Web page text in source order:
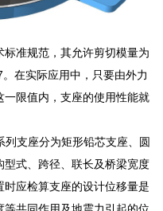
准规范，其允许剪切模量为
在实际应用中，只要由外力
限值内，支座的使用性能就
列支座分为矩形铅芯支座、圆
式、跨径、联长及桥梁宽度
应检算支座的设计位移量是